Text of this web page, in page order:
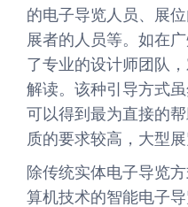
的电子导览人员、展
展者的人员等。如在
了专业的设计师团队
解读。该种引导方式
可以得到最为直接的
质的要求较高，大型
除传统实体电子导览
算机技术的智能电子